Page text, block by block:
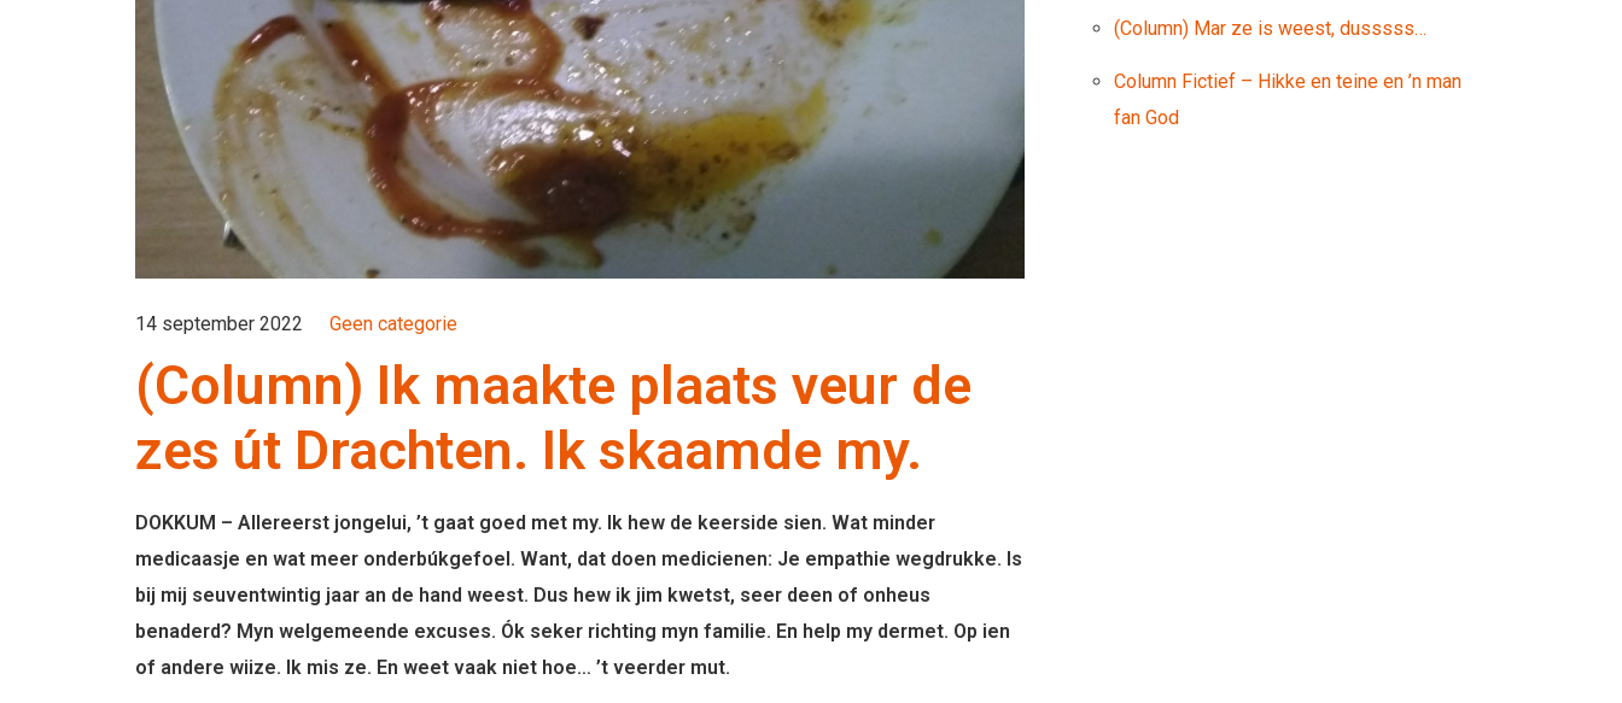
14 september 2022 Geen categorie
(Column) Ik maakte plaats veur de
zes út Drachten. Ik skaamde my.
DOKKUM – Allereerst jongelui, ’t gaat goed met my. Ik hew de keerside sien. Wat minder
medicaasje en wat meer onderbúkgefoel. Want, dat doen medicienen: Je empathie wegdrukke. Is
bij mij seuventwintig jaar an de hand weest. Dus hew ik jim kwetst, seer deen of onheus
benaderd? Myn welgemeende excuses. Ók seker richting myn familie. En help my dermet. Op ien
of andere wiize. Ik mis ze. En weet vaak niet hoe… ’t veerder mut.
(Column) Mar ze is weest, dusssss…
Column Fictief – Hikke en teine en ’n man
fan God